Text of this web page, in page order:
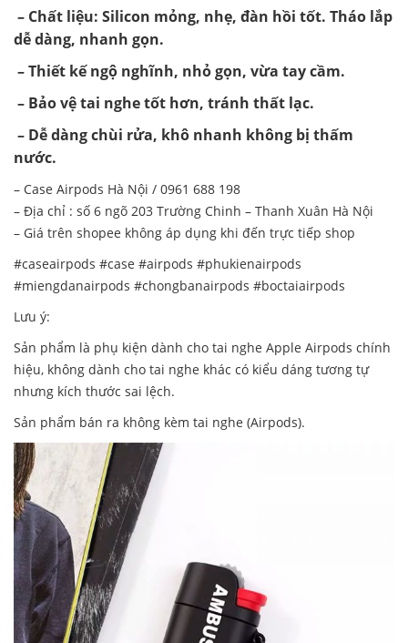
– Chất liệu: Silicon mỏng, nhẹ, đàn hồi tốt. Tháo lắp
dễ dàng, nhanh gọn.
– Thiết kế ngộ nghĩnh, nhỏ gọn, vừa tay cầm.
– Bảo vệ tai nghe tốt hơn, tránh thất lạc.
– Dễ dàng chùi rửa, khô nhanh không bị thấm
nước.
– Case Airpods Hà Nội / 0961 688 198
– Địa chỉ : số 6 ngõ 203 Trường Chinh – Thanh Xuân Hà Nội
– Giá trên shopee không áp dụng khi đến trực tiếp shop
#caseairpods #case #airpods #phukienairpods
#miengdanairpods #chongbanairpods #boctaiairpods
Lưu ý:
Sản phẩm là phụ kiện dành cho tai nghe Apple Airpods chính
hiệu, không dành cho tai nghe khác có kiểu dáng tương tự
nhưng kích thước sai lệch.
Sản phẩm bán ra không kèm tai nghe (Airpods).